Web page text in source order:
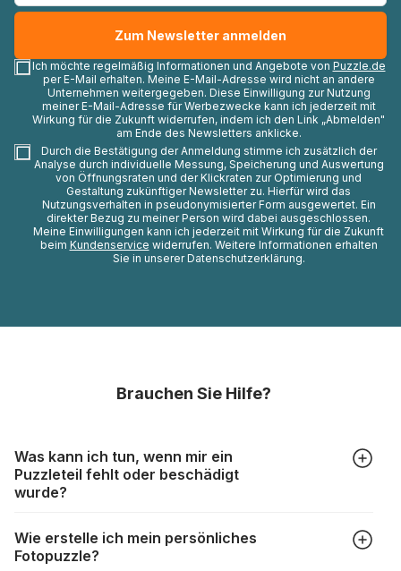
Ich möchte regelmäßig Informationen und Angebote von Puzzle.de
per E-Mail erhalten. Meine E-Mail-Adresse wird nicht an andere
Unternehmen weitergegeben. Diese Einwilligung zur Nutzung
meiner E-Mail-Adresse für Werbezwecke kann ich jederzeit mit
Wirkung für die Zukunft widerrufen, indem ich den Link „Abmelden"
am Ende des Newsletters anklicke.
Durch die Bestätigung der Anmeldung stimme ich zusätzlich der
Analyse durch individuelle Messung, Speicherung und Auswertung
von Öffnungsraten und der Klickraten zur Optimierung und
Gestaltung zukünftiger Newsletter zu. Hierfür wird das
Nutzungsverhalten in pseudonymisierter Form ausgewertet. Ein
direkter Bezug zu meiner Person wird dabei ausgeschlossen.
Meine Einwilligungen kann ich jederzeit mit Wirkung für die Zukunft
beim Kundenservice widerrufen. Weitere Informationen erhalten
Sie in unserer Datenschutzerklärung.
Brauchen Sie Hilfe?
Was kann ich tun, wenn mir ein
Puzzleteil fehlt oder beschädigt
wurde?
aber trotzdem kann es vorkommen, dass Teile beschädigt
werden oder verloren gehen. Mit solchen Fällen gehen
Wie erstelle ich mein persönliches
Fotopuzzle?